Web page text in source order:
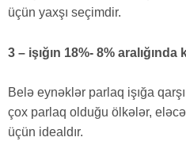
üçün yaxşı seçimdir.
3 – işığın 18%- 8% aralığında
Belə eynəklər parlaq işığa
çox parlaq olduğu ölkələr,
üçün idealdır.